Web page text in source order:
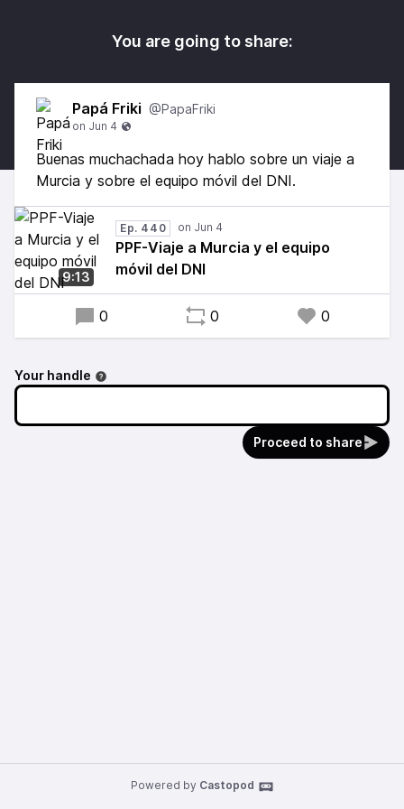
You are going to share:
Papá Friki @PapaFriki
Buenas muchachada hoy hablo sobre un viaje a
Murcia y sobre el equipo móvil del DNI.
9:13
Ep. 440
PPF-Viaje a Murcia y el equipo
móvil del DNI
0 0 0
Your handle
Proceed to share
Powered by Castopod